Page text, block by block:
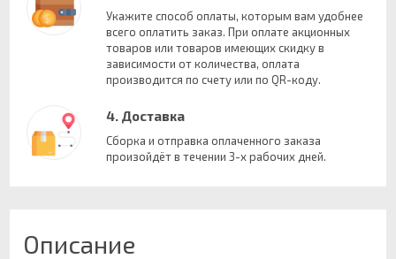
Укажите способ оплаты, которым вам удобнее
всего оплатить заказ. При оплате акционных
товаров или товаров имеющих скидку в
зависимости от количества, оплата
производится по счету или по QR-коду.
4. Доставка
Сборка и отправка оплаченного заказа
произойдёт в течении 3-х рабочих дней.
Описание